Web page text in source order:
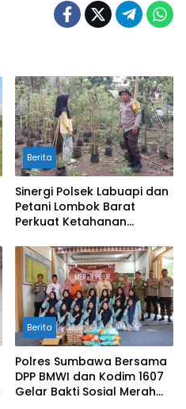
Berita
Sinergi Polsek Labuapi dan
Petani Lombok Barat
Perkuat Ketahanan
Berita
Polres Sumbawa Bersama
DPP BMWI dan Kodim 1607
Gelar Bakti Sosial Merah